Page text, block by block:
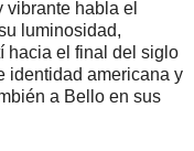
vibrante habla el
luminosidad,
hacia el final del siglo
identidad americana y
a Bello en sus